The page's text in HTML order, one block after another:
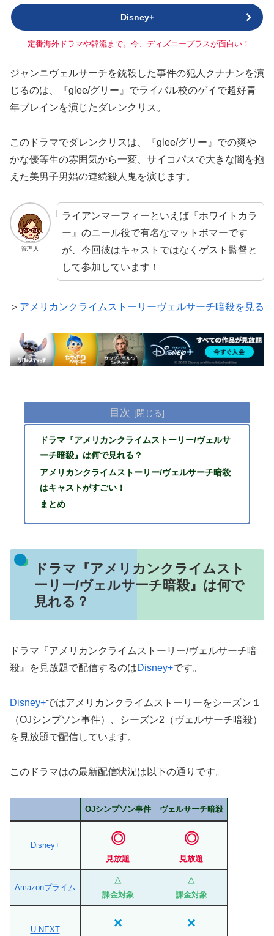
Disney+
定番海外ドラマや韓流まで。今、ディズニープラスが面白い！
ジャンニヴェルサーチを銃殺した事件の犯人クナナンを演
じるのは、『glee/グリー』でライバル校のゲイで超好青
年ブレインを演じたダレンクリス。
このドラマでダレンクリスは、『glee/グリー』での爽や
かな優等生の雰囲気から一変、サイコパスで大きな闇を抱
えた美男子男娼の連続殺人鬼を演じます。
管理人
ライアンマーフィーといえば『ホワイトカラ
ー』のニール役で有名なマットボマーです
が、今回彼はキャストではなくゲスト監督と
して参加しています！
＞ アメリカンクライムストーリーヴェルサーチ暗殺を見る
目次
ドラマ『アメリカンクライムストーリー/ヴェルサ
ーチ暗殺』は何で見れる？
アメリカンクライムストーリー/ヴェルサーチ暗殺
はキャストがすごい！
まとめ
ドラマ『アメリカンクライムスト
ーリー/ヴェルサーチ暗殺』は何で
見れる？
ドラマ『アメリカンクライムストーリー/ヴェルサーチ暗
殺』を見放題で配信するのはDisney+です。
Disney+ではアメリカンクライムストーリーをシーズン１
（OJシンプソン事件）、シーズン2（ヴェルサーチ暗殺）
を見放題で配信しています。
このドラマはの最新配信状況は以下の通りです。
OJシンプソン事件 ヴェルサーチ暗殺
Disney+ ◎
見放題
◎
見放題
Amazonプライム
△
課金対象
△
課金対象
U-NEXT × ×